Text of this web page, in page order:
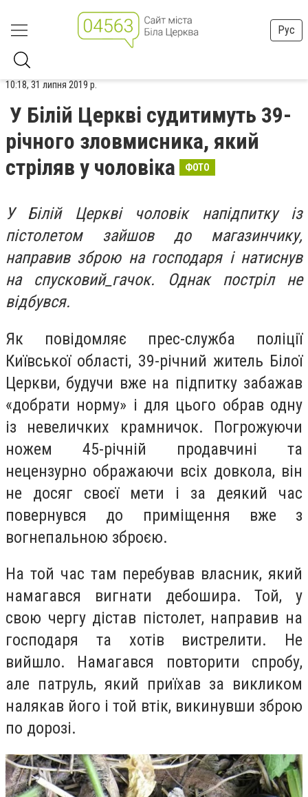
Рус
10:18, 31 липня 2019 р.
У Білій Церкві судитимуть 39-
річного зловмисника, який
стріляв у чоловіка
ФОТО
У Білій Церкві чоловік напідпитку із
пістолетом зайшов до магазинчику,
направив зброю на господаря і натиснув
на спусковий_гачок. Однак постріл не
відбувся.
Як повідомляє прес-служба поліції
Київської області, 39-річний житель Білої
Церкви, будучи вже на підпитку забажав
«добрати норму» і для цього обрав одну
із невеличких крамничок. Погрожуючи
ножем 45-річній продавчині та
нецензурно ображаючи всіх довкола, він
не досяг своєї мети і за деякий час
повернувся до приміщення вже з
вогнепальною зброєю.
На той час там перебував власник, який
намагався вигнати дебошира. Той, у
свою чергу дістав пістолет, направив на
господаря та хотів вистрелити. Не
вийшло. Намагався повторити спробу,
але патруль, який приїхав за викликом
налякав його і той втік, викинувши зброю
по дорозі.